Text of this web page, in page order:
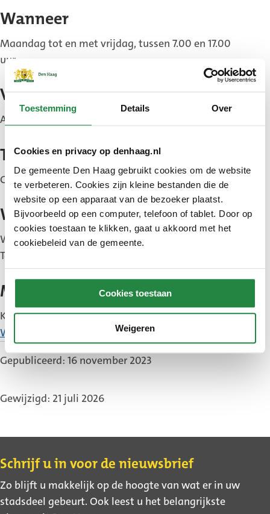
Toestemming Details Over
Cookies en privacy op denhaag.nl
De gemeente Den Haag gebruikt cookies om de website
te verbeteren. Cookies zijn kleine bestanden die de
website op een apparaat van de bezoeker plaatst.
Bijvoorbeeld op een computer, telefoon of tablet. Door op
cookies toestaan te klikken, gaat u akkoord met het
cookiebeleid van de gemeente.
Cookies toestaan
Weigeren
Wanneer
Maandag tot en met vrijdag, tussen 7.00 en 17.00
uur.
Voor wie
Alle leeftijden.
Toegang
Gratis of kleine bijdrage.
Waar
Wijk- en dienstencentrum Het Trefpunt,
Tesselsestraat 71, Duindorp.
Meer informatie
Kijk voor meer informatie op dewebsite van
Welzijn Scheveningen
(Externe
link)
.
Gepubliceerd: 16 november 2023
Gewijzigd: 21 juli 2026
Contact
Schrijf u in voor de nieuwsbrief
Zo blijft u makkelijk op de hoogte van wat er in uw
stadsdeel gebeurt. Ook leest u het belangrijkste